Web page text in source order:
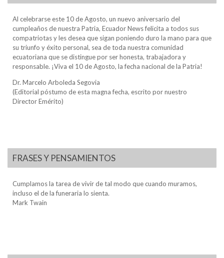
Al celebrarse este 10 de Agosto, un nuevo aniversario del
cumpleaños de nuestra Patria, Ecuador News felicita a todos sus
compatriotas y les desea que sigan poniendo duro la mano para que
su triunfo y éxito personal, sea de toda nuestra comunidad
ecuatoriana que se distingue por ser honesta, trabajadora y
responsable. ¡Viva el 10 de Agosto, la fecha nacional de la Patria!
Dr. Marcelo Arboleda Segovia
(Editorial póstumo de esta magna fecha, escrito por nuestro
Director Emérito)
FRASES Y PENSAMIENTOS
Cumplamos la tarea de vivir de tal modo que cuando muramos,
incluso el de la funeraria lo sienta.
Mark Twain